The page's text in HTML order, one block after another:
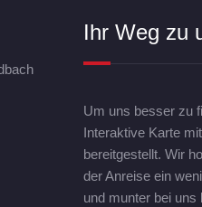
Ihr Weg zu
Um uns besser zu
Interaktive Karte
bereitgestellt. Wir
der Anreise ein
und munter bei uns